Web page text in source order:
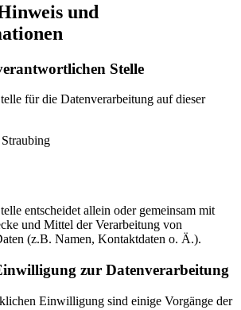
und
Stelle
für die Datenverarbeitung auf dieser
entscheidet allein oder gemeinsam mit
und Mittel der Verarbeitung von
(z.B. Namen, Kontaktdaten o. Ä.).
zur Datenverarbeitung
Einwilligung sind einige Vorgänge der